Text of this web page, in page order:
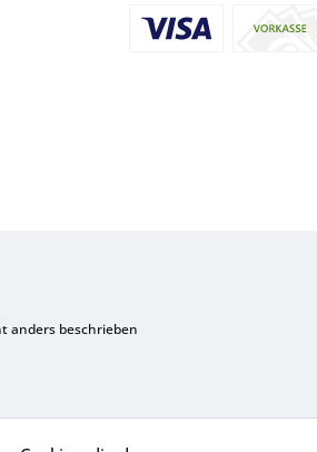
anders beschrieben